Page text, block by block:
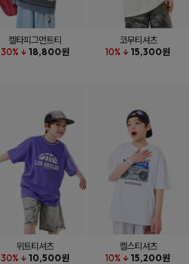
켈타피그먼트티
30% ↓ 18,800원
코무티셔츠
10% ↓ 15,300원
위트티셔츠
30% ↓ 10,500원
켈스티셔츠
10% ↓ 15,200원